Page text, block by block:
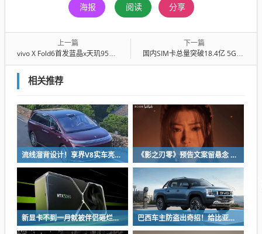
海报 阅读 分享
上一篇
vivo X Fold6首发蓝晶x天玑9500超能版：GPU性能暴涨33%！NPU算力翻倍
下一篇
国内SIM卡总量突破18.4亿 5G卡占比逼近7成
相关推荐
流线溜背设计！享界V8实车亮相：增程版最大续航339km 《影之刃零》预告文案留悬念 玩家：要反向跳票
新显卡不到一月就被伴侣砸烂：小哥哀叹如此脆弱 巴西车主防盗出奇招！给比亚迪鲨鱼皮卡零件“打疫苗” 失窃率大降93%